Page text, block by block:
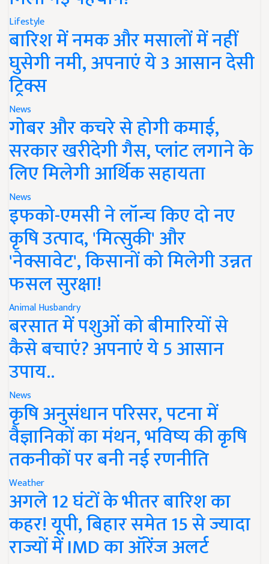
Lifestyle
बारिश में नमक और मसालों में नहीं
घुसेगी नमी, अपनाएं ये 3 आसान देसी
ट्रिक्स
News
गोबर और कचरे से होगी कमाई,
सरकार खरीदेगी गैस, प्लांट लगाने के
लिए मिलेगी आर्थिक सहायता
News
इफको-एमसी ने लॉन्च किए दो नए
कृषि उत्पाद, 'मित्सुकी' और
'नेक्सावेट', किसानों को मिलेगी उन्नत
फसल सुरक्षा!
Animal Husbandry
बरसात में पशुओं को बीमारियों से
कैसे बचाएं? अपनाएं ये 5 आसान
उपाय..
News
कृषि अनुसंधान परिसर, पटना में
वैज्ञानिकों का मंथन, भविष्य की कृषि
तकनीकों पर बनी नई रणनीति
Weather
अगले 12 घंटों के भीतर बारिश का
कहर! यूपी, बिहार समेत 15 से ज्यादा
राज्यों में IMD का ऑरेंज अलर्ट